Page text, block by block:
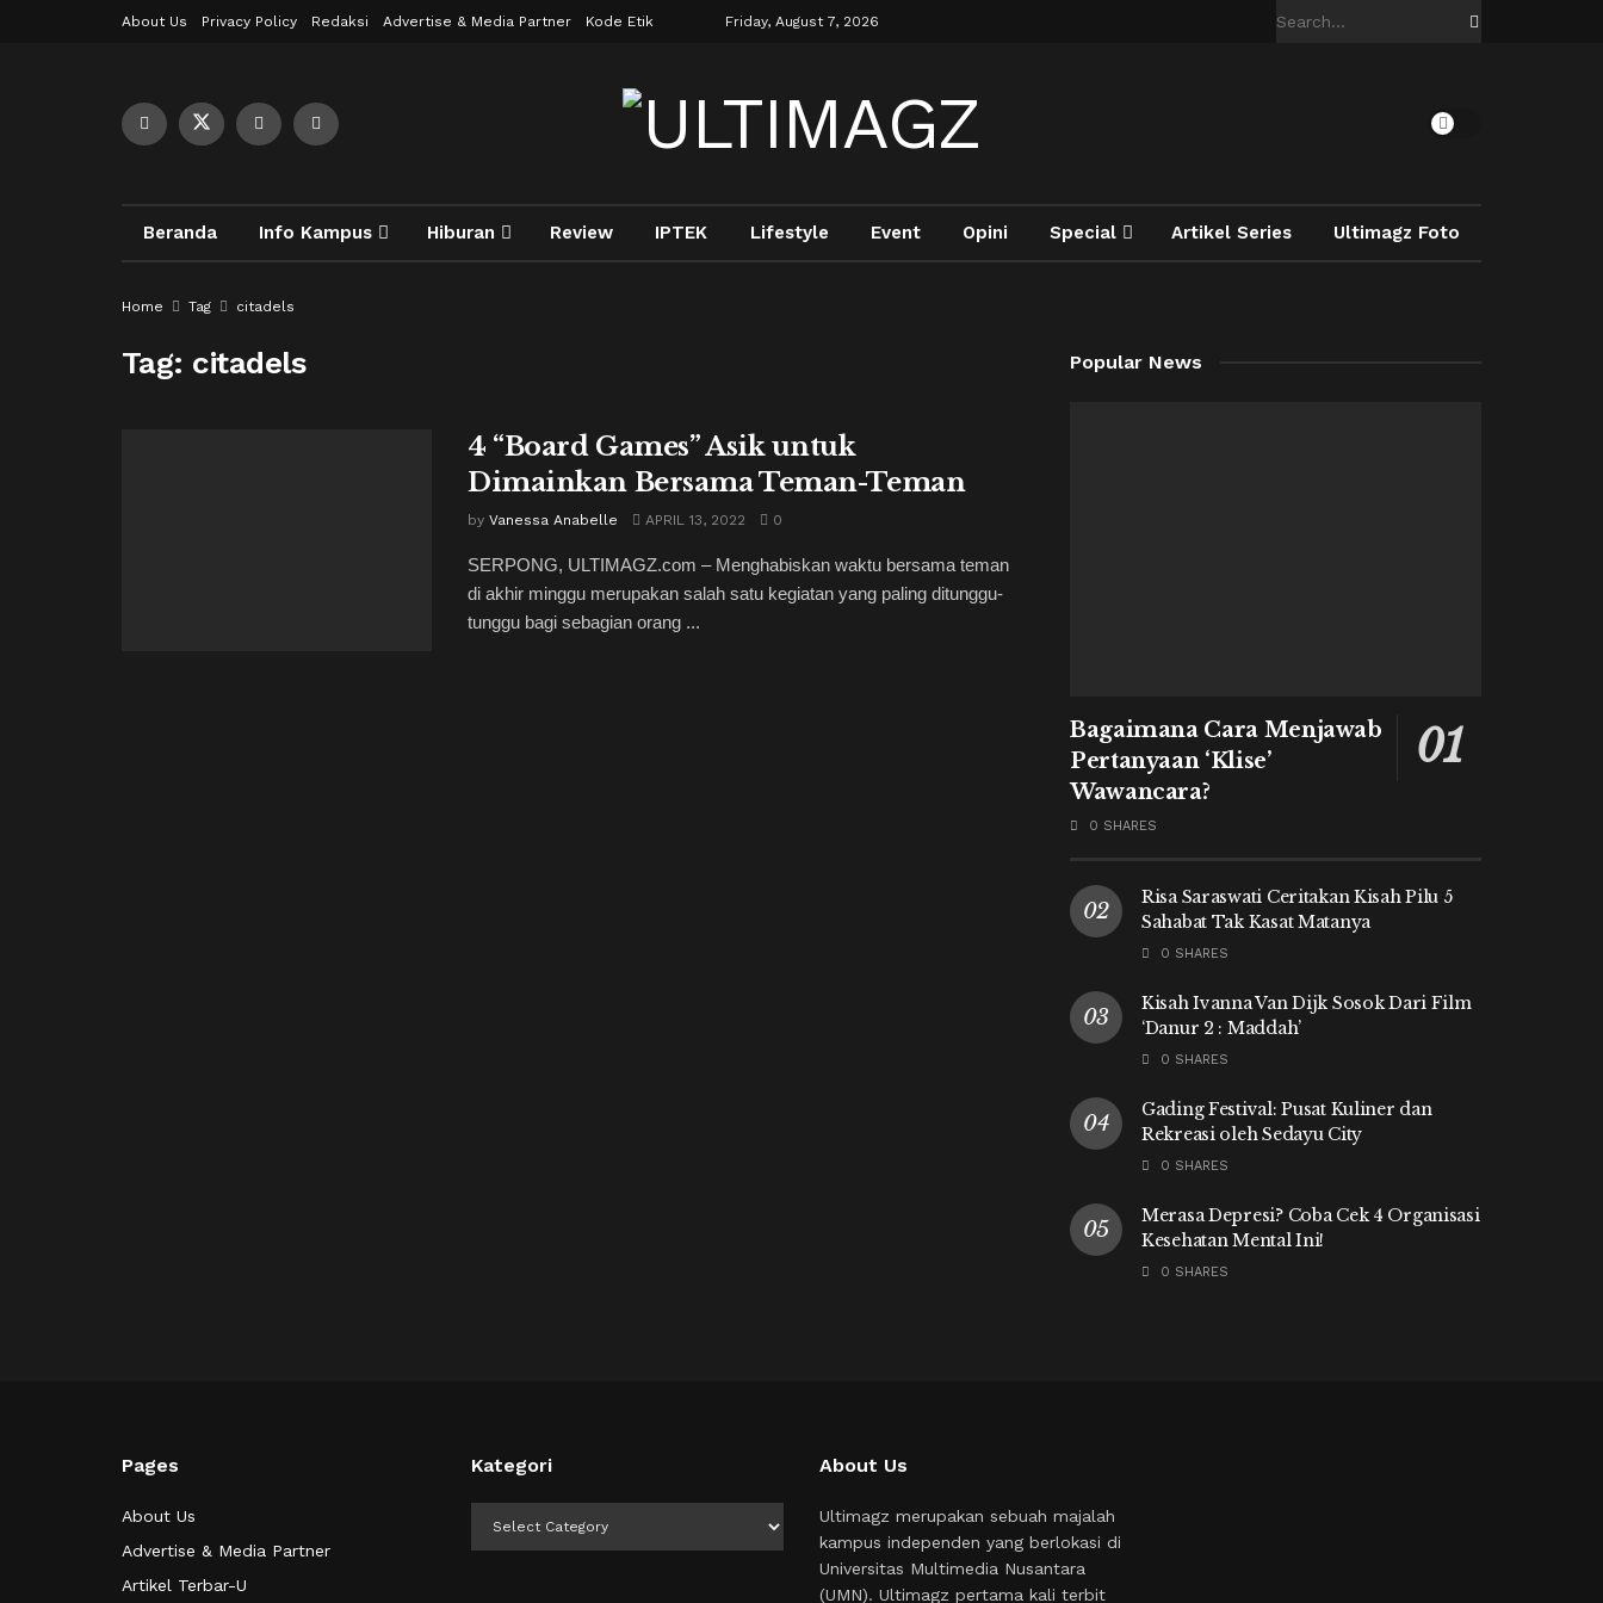
About Us Privacy Policy Redaksi Advertise & Media Partner Kode Etik Friday, August 7, 2026
Beranda Info Kampus Hiburan Review IPTEK Lifestyle Event Opini Special Artikel Series Ultimagz Foto
Home Tag citadels
Tag: citadels
4 “Board Games” Asik untuk
Dimainkan Bersama Teman-Teman
by Vanessa Anabelle APRIL 13, 2022 0
SERPONG, ULTIMAGZ.com – Menghabiskan waktu bersama teman
di akhir minggu merupakan salah satu kegiatan yang paling ditunggu-
tunggu bagi sebagian orang ...
Popular News
Bagaimana Cara Menjawab
Pertanyaan ‘Klise’
Wawancara?
0 SHARES
Risa Saraswati Ceritakan Kisah Pilu 5
Sahabat Tak Kasat Matanya
0 SHARES
Kisah Ivanna Van Dijk Sosok Dari Film
‘Danur 2 : Maddah’
0 SHARES
Gading Festival: Pusat Kuliner dan
Rekreasi oleh Sedayu City
0 SHARES
Merasa Depresi? Coba Cek 4 Organisasi
Kesehatan Mental Ini!
0 SHARES
Pages
About Us
Advertise & Media Partner
Artikel Terbar-U
Kategori About Us
Ultimagz merupakan sebuah majalah
kampus independen yang berlokasi di
Universitas Multimedia Nusantara
(UMN). Ultimagz pertama kali terbit